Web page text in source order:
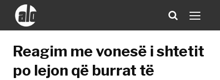
​Reagim me vonesë i shtetit
po lejon që burrat të